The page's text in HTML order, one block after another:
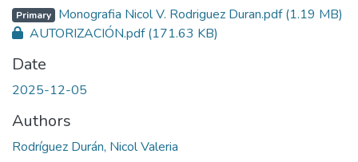
Primary Monografia Nicol V. Rodriguez Duran.pdf(1.19 MB)
AUTORIZACIÓN.pdf(171.63 KB)
Date
2025-12-05
Authors
Rodríguez Durán, Nicol Valeria